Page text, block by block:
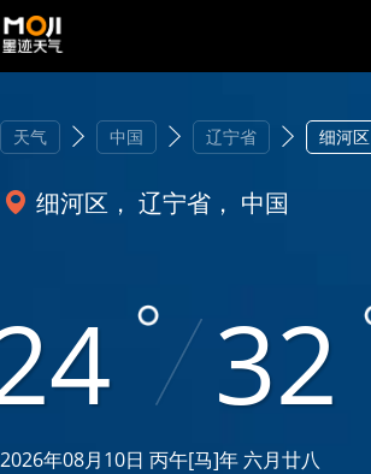
天气 中国 辽宁省 细河区
细河区， 辽宁省， 中国
32
2026年08月10日 丙午[马]年 六月廿八